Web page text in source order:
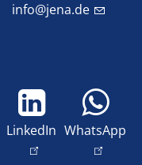
info@jena.de
LinkedIn WhatsApp